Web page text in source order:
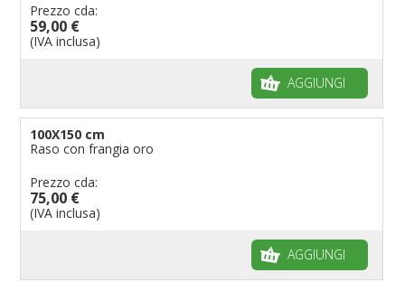
Prezzo cda:
59,00 €
(IVA inclusa)
AGGIUNGI
100X150 cm
Raso con frangia oro
Prezzo cda:
75,00 €
(IVA inclusa)
AGGIUNGI